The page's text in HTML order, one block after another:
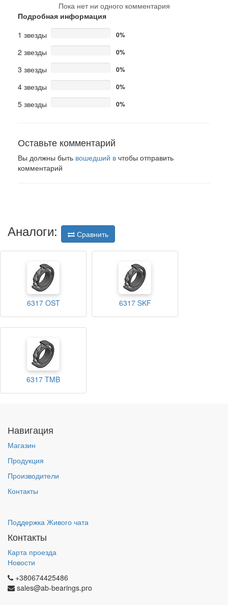
Пока нет ни одного комментария
Подробная информация
1 звезды
0%
2 звезды 0%
3 звезды 0%
4 звезды 0%
5 звезды 0%
Оставьте комментарий
Вы должны быть вошедший в чтобы отправить
комментарий
Аналоги: Сравнить
6317 OST 6317 SKF
6317 TMB
Навигация
Магазин
Продукция
Производители
Контакты
Поддержка Живого чата
Контакты
Карта проезда
Новости
+380674425486
sales@ab-bearings.pro